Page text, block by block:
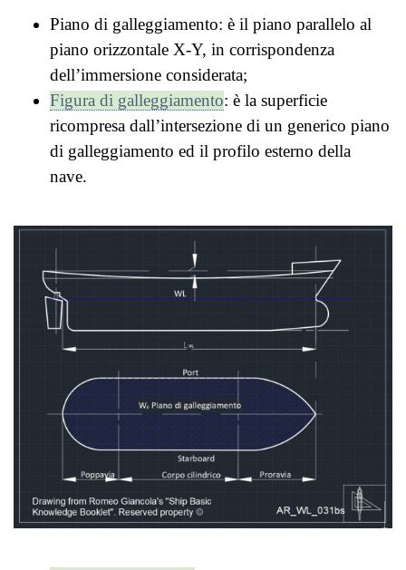
Piano di galleggiamento: è il piano parallelo al
piano orizzontale X-Y, in corrispondenza
dell’immersione considerata;
Figura di galleggiamento: è la superficie
ricompresa dall’intersezione di un generico piano
di galleggiamento ed il profilo esterno della
nave.